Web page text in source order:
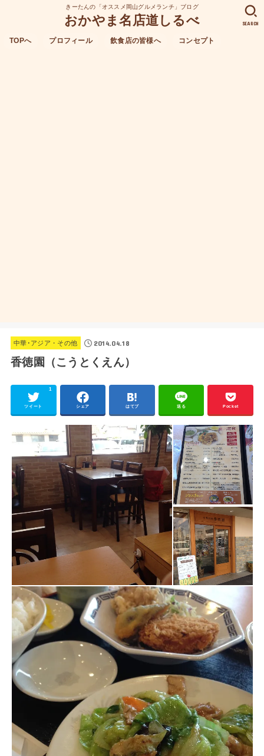
きーたんの「オススメ岡山グルメランチ」ブログ
おかやま名店道しるべ
TOPへ プロフィール 飲食店の皆様へ コンセプト
SEARCH
中華･アジア・その他 2014.04.18
香徳園（こうとくえん）
ツイート
1
シェア はてブ 送る Pocket